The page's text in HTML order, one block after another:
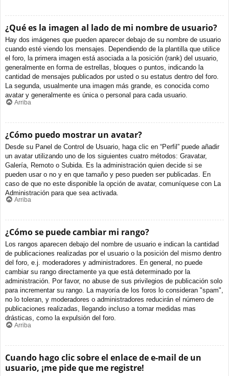
¿Qué es la imagen al lado de mi nombre de usuario?
Hay dos imágenes que pueden aparecer debajo de su nombre de usuario
cuando esté viendo los mensajes. Dependiendo de la plantilla que utilice
el foro, la primera imagen está asociada a la posición (rank) del usuario,
generalmente en forma de estrellas, bloques o puntos, indicando la
cantidad de mensajes publicados por usted o su estatus dentro del foro.
La segunda, usualmente una imagen más grande, es conocida como
avatar y generalmente es única o personal para cada usuario.
Arriba
¿Cómo puedo mostrar un avatar?
Desde su Panel de Control de Usuario, haga clic en “Perfil” puede añadir
un avatar utilizando uno de los siguientes cuatro métodos: Gravatar,
Galería, Remoto o Subida. Es la administración quien decide si se
pueden usar o no y en que tamaño y peso pueden ser publicadas. En
caso de que no este disponible la opción de avatar, comuníquese con La
Administración para que sea activada.
Arriba
¿Cómo se puede cambiar mi rango?
Los rangos aparecen debajo del nombre de usuario e indican la cantidad
de publicaciones realizadas por el usuario o la posición del mismo dentro
del foro, e.j. moderadores y administradores. En general, no puede
cambiar su rango directamente ya que está determinado por la
administración. Por favor, no abuse de sus privilegios de publicación solo
para incrementar su rango. La mayoría de los foros lo consideran "spam",
no lo toleran, y moderadores o administradores reducirán el número de
publicaciones realizadas, llegando incluso a tomar medidas mas
drásticas, como la expulsión del foro.
Arriba
Cuando hago clic sobre el enlace de e-mail de un
usuario, ¡me pide que me registre!